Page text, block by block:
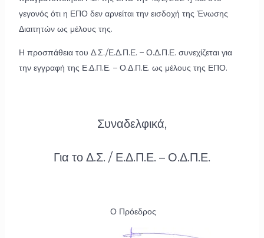
γεγονός ότι η ΕΠΟ δεν αρνείται την εισδοχή της Ένωσης
Διαιτητών ως μέλους της.
Η προσπάθεια του Δ.Σ./Ε.Δ.Π.Ε. – Ο.Δ.Π.Ε. συνεχίζεται για
την εγγραφή της Ε.Δ.Π.Ε. – Ο.Δ.Π.Ε. ως μέλους της ΕΠΟ.
Συναδελφικά,
Για το Δ.Σ. / Ε.Δ.Π.Ε. – Ο.Δ.Π.Ε.
Ο Πρόεδρος